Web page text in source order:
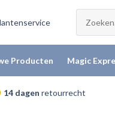
Producten Magic
14 dagen retourrecht